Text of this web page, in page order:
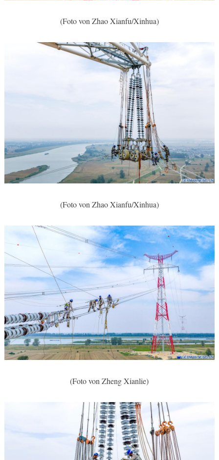
(Foto von Zhao Xianfu/Xinhua)
(Foto von Zhao Xianfu/Xinhua)
(Foto von Zheng Xianlie)